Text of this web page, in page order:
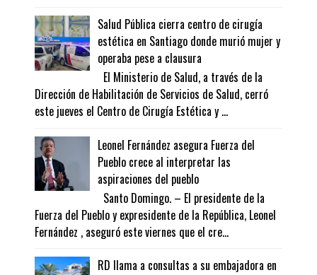
Salud Pública cierra centro de cirugía
estética en Santiago donde murió mujer y
operaba pese a clausura
El Ministerio de Salud, a través de la
Dirección de Habilitación de Servicios de Salud, cerró
este jueves el Centro de Cirugía Estética y ...
Leonel Fernández asegura Fuerza del
Pueblo crece al interpretar las
aspiraciones del pueblo
Santo Domingo. – El presidente de la
Fuerza del Pueblo y expresidente de la República, Leonel
Fernández , aseguró este viernes que el cre...
RD llama a consultas a su embajadora en